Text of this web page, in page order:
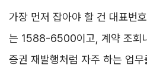
가장 먼저 잡아야 할 건 대표번
는 1588-6500이고, 계약 조회
증권 재발행처럼 자주 하는 업